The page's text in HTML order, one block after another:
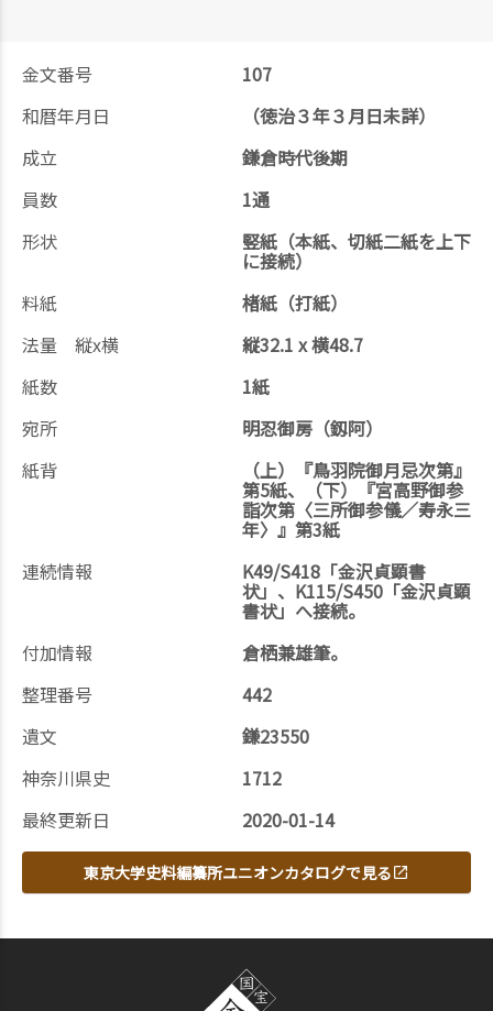
金文番号
107
和暦年月日
（徳治３年３月日未詳）
成立
鎌倉時代後期
員数
1通
形状
竪紙（本紙、切紙二紙を上下
に接続）
料紙
楮紙（打紙）
法量 縦x横
縦32.1 x 横48.7
紙数
1紙
宛所
明忍御房（釼阿）
紙背
（上）『鳥羽院御月忌次第』
第5紙、（下）『宮高野御参
詣次第〈三所御参儀／寿永三
年〉』第3紙
連続情報
K49/S418「金沢貞顕書
状」、K115/S450「金沢貞顕
書状」へ接続。
付加情報
倉栖兼雄筆。
整理番号
442
遺文
鎌23550
神奈川県史
1712
最終更新日
2020-01-14
東京大学史料編纂所ユニオンカタログで見る